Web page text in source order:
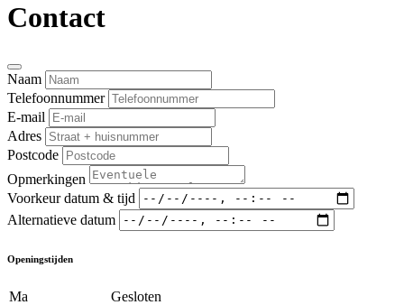
Contact
Naam
Telefoonnummer
E-mail
Adres
Postcode
Opmerkingen
Voorkeur datum & tijd
Alternatieve datum
Openingstijden
Ma
Gesloten